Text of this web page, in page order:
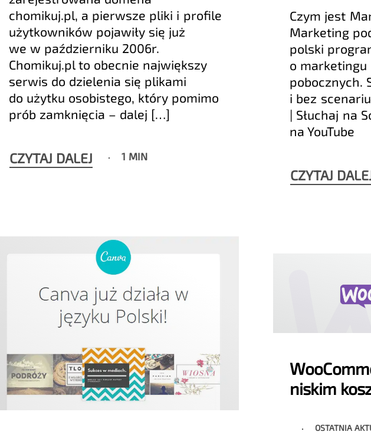
chomikuj.pl, a pierwsze pliki i profile
użytkowników pojawiły się już
we w październiku 2006r.
Chomikuj.pl to obecnie największy
serwis do dzielenia się plikami
do użytku osobistego, który pomimo
prób zamknięcia – dalej […]
CZYTAJ DALEJ 1 MIN
Czym jest
Marketing
polski
o
pobocznych.
i bez
| Słuchaj na
na YouTube
CZYTAJ
niskim
OSTATNIA